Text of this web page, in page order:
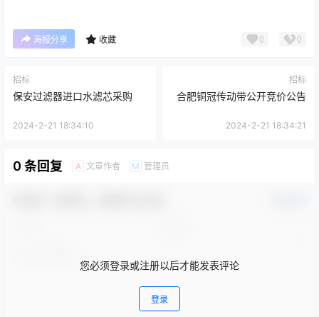
海报分享 收藏 0 0
招标
保安过滤器进口水滤芯采购
2024-2-21 18:34:10
招标
合肥铜冠传动带公开竞价公告
2024-2-21 18:34:21
0 条回复 A 文章作者 M 管理员
您必须登录或注册以后才能发表评论
登录